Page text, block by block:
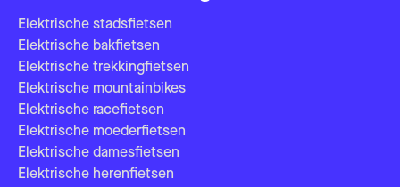
Elektrische stadsfietsen
Elektrische bakfietsen
Elektrische trekkingfietsen
Elektrische mountainbikes
Elektrische racefietsen
Elektrische moederfietsen
Elektrische damesfietsen
Elektrische herenfietsen